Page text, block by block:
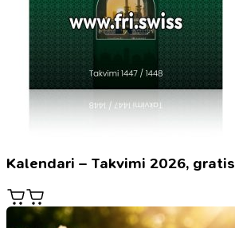
Kalendari – Takvimi 2026, gratis